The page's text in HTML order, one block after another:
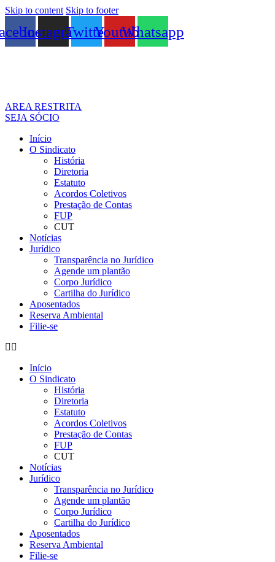
Skip to content Skip to footer
InstagramTwitterYoutubeWhatsapp
AREA RESTRITA
SEJA SÓCIO
Início
O Sindicato
História
Diretoria
Estatuto
Acordos Coletivos
Prestação de Contas
FUP
CUT
Notícias
Jurídico
Transparência no Jurídico
Agende um plantão
Corpo Jurídico
Cartilha do Jurídico
Aposentados
Reserva Ambiental
Filie-se
Início
O Sindicato
História
Diretoria
Estatuto
Acordos Coletivos
Prestação de Contas
FUP
CUT
Notícias
Jurídico
Transparência no Jurídico
Agende um plantão
Corpo Jurídico
Cartilha do Jurídico
Aposentados
Reserva Ambiental
Filie-se